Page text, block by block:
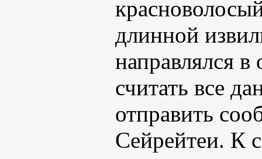
длинной
направлялся
считать все
отправить
Сейрейтеи. К